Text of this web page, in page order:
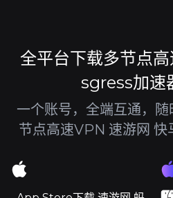
全平台下载多节点
sgress加速
一个账号，全端互通，
节点高速VPN 速游网 快